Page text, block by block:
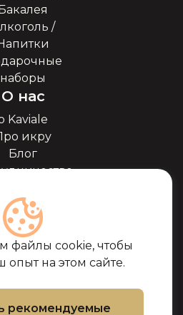
файлы cookie, чтобы
опыт на этом сайте.
рекомендуемые
/
наборы
О нас
Kaviale
икру
Блог
задоваемые
вопросы